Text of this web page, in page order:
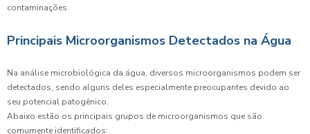
contaminações.
Principais Microorganismos Detectados na Água
Na análise microbiológica da água, diversos microorganismos podem ser
detectados, sendo alguns deles especialmente preocupantes devido ao
seu potencial patogênico.
Abaixo estão os principais grupos de microorganismos que são
comumente identificados: